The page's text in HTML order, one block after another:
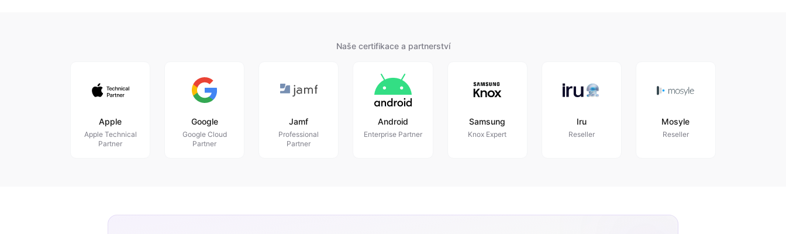
Naše certifikace a partnerství
Apple
Apple Technical
Partner
Google
Google Cloud
Partner
Jamf
Professional
Partner
Android
Enterprise Partner
Samsung
Knox Expert
Iru
Reseller
Mosyle
Reseller